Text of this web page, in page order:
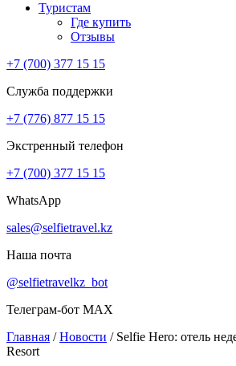
Туристам
Где купить
Отзывы
+7 (700) 377 15 15
Служба поддержки
+7 (776) 877 15 15
Экстренный телефон
+7 (700) 377 15 15
WhatsApp
sales@selfietravel.kz
Наша почта
@selfietravelkz_bot
Телеграм-бот MAX
Главная /Новости / Selfie Hero: отель
Resort